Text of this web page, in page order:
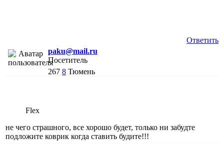
Ответить
paku@mail.ru
Посетитель
267 8 Тюмень
Flex
не чего страшного, все хорошо будет, только ни забудте
подложите коврик когда ставить будите!!!